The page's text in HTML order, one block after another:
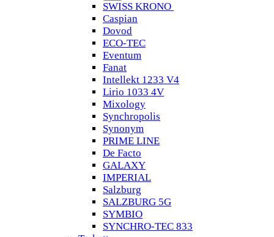
SWISS KRONO
Caspian
Dovod
ECO-TEC
Eventum
Fanat
Intellekt 1233 V4
Lirio 1033 4V
Mixology
Synchropolis
Synonym
PRIME LINE
De Facto
GALAXY
IMPERIAL
Salzburg
SALZBURG 5G
SYMBIO
SYNCHRO-TEC 833